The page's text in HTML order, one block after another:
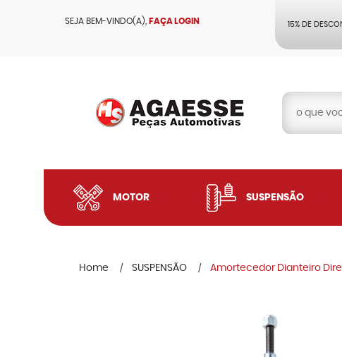
SEJA BEM-VINDO(A), FAÇA LOGIN 15% DE
MOTOR SUSPENSÃO
Home SUSPENSÃO Amortecedor Dianteiro